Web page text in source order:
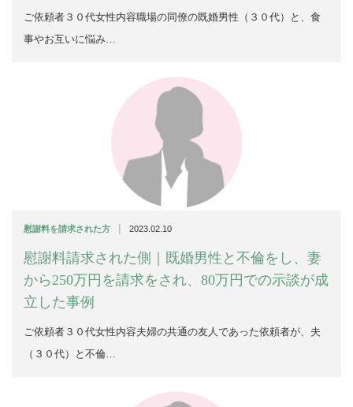
ご依頼者３０代女性内容職場の同僚の既婚男性（３０代）と、食
事やお互いに悩み…
慰謝料を請求された方 | 2023.02.10
慰謝料請求された側｜既婚男性と不倫をし、妻
から250万円を請求をされ、80万円での示談が成
立した事例
ご依頼者３０代女性内容夫婦の共通の友人であった依頼者が、夫
（３０代）と不倫…